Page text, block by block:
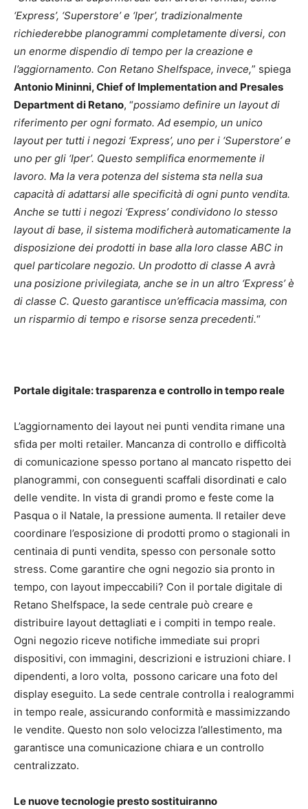
‘Express’, ‘Superstore’ e ‘Iper’, tradizionalmente
richiederebbe planogrammi completamente diversi, con
un enorme dispendio di tempo per la creazione e
l’aggiornamento. Con Retano Shelfspace, invece,” spiega
Antonio Mininni, Chief of Implementation and Presales
Department di Retano, “possiamo definire un layout di
riferimento per ogni formato. Ad esempio, un unico
layout per tutti i negozi ‘Express’, uno per i ‘Superstore’ e
uno per gli ‘Iper’. Questo semplifica enormemente il
lavoro. Ma la vera potenza del sistema sta nella sua
capacità di adattarsi alle specificità di ogni punto vendita.
Anche se tutti i negozi ‘Express’ condividono lo stesso
layout di base, il sistema modificherà automaticamente la
disposizione dei prodotti in base alla loro classe ABC in
quel particolare negozio. Un prodotto di classe A avrà
una posizione privilegiata, anche se in un altro ‘Express’ è
di classe C. Questo garantisce un’efficacia massima, con
un risparmio di tempo e risorse senza precedenti.“
Portale digitale: trasparenza e controllo in tempo reale
L’aggiornamento dei layout nei punti vendita rimane una
sfida per molti retailer. Mancanza di controllo e difficoltà
di comunicazione spesso portano al mancato rispetto dei
planogrammi, con conseguenti scaffali disordinati e calo
delle vendite. In vista di grandi promo e feste come la
Pasqua o il Natale, la pressione aumenta. Il retailer deve
coordinare l’esposizione di prodotti promo o stagionali in
centinaia di punti vendita, spesso con personale sotto
stress. Come garantire che ogni negozio sia pronto in
tempo, con layout impeccabili? Con il portale digitale di
Retano Shelfspace, la sede centrale può creare e
distribuire layout dettagliati e i compiti in tempo reale.
Ogni negozio riceve notifiche immediate sui propri
dispositivi, con immagini, descrizioni e istruzioni chiare. I
dipendenti, a loro volta, possono caricare una foto del
display eseguito. La sede centrale controlla i realogrammi
in tempo reale, assicurando conformità e massimizzando
le vendite. Questo non solo velocizza l’allestimento, ma
garantisce una comunicazione chiara e un controllo
centralizzato.
Le nuove tecnologie presto sostituiranno